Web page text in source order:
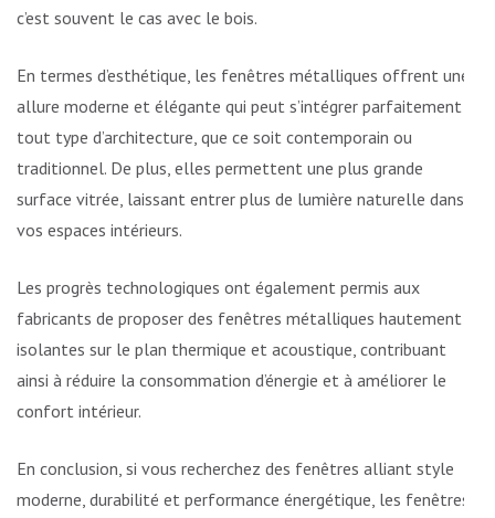
c’est souvent le cas avec le bois.
En termes d’esthétique, les fenêtres métalliques offrent une
allure moderne et élégante qui peut s’intégrer parfaitement à
tout type d’architecture, que ce soit contemporain ou
traditionnel. De plus, elles permettent une plus grande
surface vitrée, laissant entrer plus de lumière naturelle dans
vos espaces intérieurs.
Les progrès technologiques ont également permis aux
fabricants de proposer des fenêtres métalliques hautement
isolantes sur le plan thermique et acoustique, contribuant
ainsi à réduire la consommation d’énergie et à améliorer le
confort intérieur.
En conclusion, si vous recherchez des fenêtres alliant style
moderne, durabilité et performance énergétique, les fenêtres